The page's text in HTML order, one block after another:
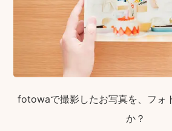
fotowaで撮影したお写真を、フォ
か？